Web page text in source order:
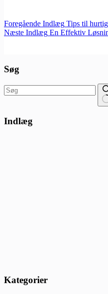
Foregående Indlæg Tips til
Næste Indlæg En Effektiv
Søg
resultater
Indlæg
Kategorier